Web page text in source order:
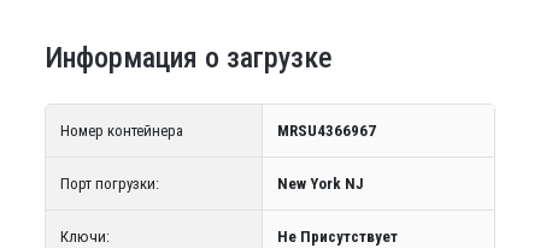
Информация о загрузке
Номер контейнера MRSU4366967
Порт погрузки: New York NJ
Ключи: Не Присутствует